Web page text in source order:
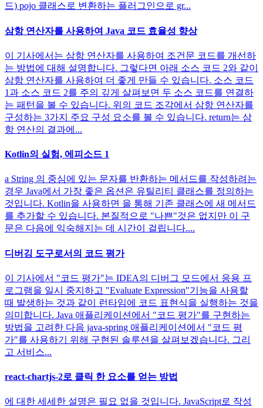
드) pojo 클래스로 변환하는 플러그인으로 gr...
삼항 연산자를 사용하여 Java 코드 효율성 향상
이 기사에서는 삼항 연산자를 사용하여 조건문 코드를 개선하
는 방법에 대해 설명합니다. 그렇다면 아래 소스 코드 2와 같이
삼항 연산자를 사용하여 더 좋게 만들 수 있습니다. 소스 코드
1과 소스 코드 2를 주의 깊게 살펴보면 두 소스 코드를 연결하
는 패턴을 볼 수 있습니다. 위의 코드 조각에서 삼항 연산자를
구성하는 3가지 주요 구성 요소를 볼 수 있습니다. return는 삼
항 연산의 결과에...
Kotlin의 실험, 에피소드 1
a String 의 중심에 있는 문자를 반환하는 메서드를 작성하려는
경우 Java에서 가장 좋은 옵션은 유틸리티 클래스를 정의하는
것입니다. Kotlin을 사용하면 을 통해 기존 클래스에 새 메서드
를 추가할 수 있습니다. 본질적으로 "나쁜"것은 없지만 이 구
문은 다음에 익숙해지는 데 시간이 걸립니다....
디버깅 도구로서의 코드 평가
이 기사에서 "코드 평가"는 IDEA의 디버그 모드에서 응용 프
로그램을 일시 중지하고 "Evaluate Expression"기능을 사용할
때 발생하는 것과 같이 런타임에 코드 표현식을 실행하는 것을
의미합니다. Java 애플리케이션에서 "코드 평가"를 구현하는
방법을 고려한 다음 java-spring 애플리케이션에서 "코드 평
가"를 사용하기 위해 구현된 솔루션을 살펴보겠습니다. 그리
고 서비스...
react-chartjs-2로 클릭 한 요소를 얻는 방법
에 대한 세세한 설명은 필요 없을 것입니다. JavaScript로 작성